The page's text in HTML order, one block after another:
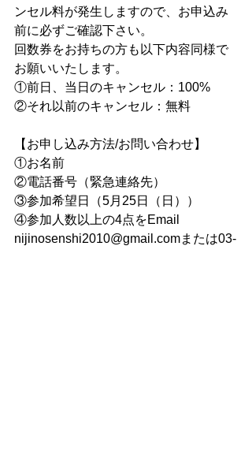
ンセル料が発生しますので、お申込み
前に必ずご確認下さい。
​回数券をお持ちの方も以下内容同様で
お願いいたします。
①前日、当日のキャンセル：100%
②それ以前のキャンセル：無料
【お申し込み方法/お問い合わせ】
①お名前
②電話番号（緊急連絡先）
③参加希望日（5月25日（日））
④参加人数以上の4点をEmail
nijinosenshi2010@gmail.comまたは03-